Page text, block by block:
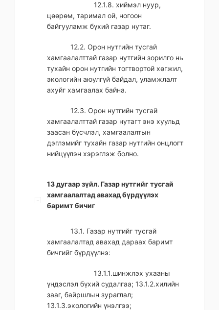
12.1.8. хиймэл нуур,
цөөрөм, таримал ой, ногоон
байгууламж бүхий газар нутаг.
12.2. Орон нутгийн тусгай
хамгаалалттай газар нутгийн зорилго нь
тухайн орон нутгийн тогтвортой хөгжил,
экологийн аюулгүй байдал, уламжлалт
ахуйг хамгаалах байна.
12.3. Орон нутгийн тусгай
хамгаалалттай газар нутагт энэ хуульд
заасан бүсчлэл, хамгаалалтын
дэглэмийг тухайн газар нутгийн онцлогт
нийцүүлэн хэрэглэж болно.
13 дугаар зүйл. Газар нутгийг тусгай
хамгаалалтад авахад бүрдүүлэх
баримт бичиг
13.1. Газар нутгийг тусгай
хамгаалалтад авахад дараах баримт
бичгийг бүрдүүлнэ:
13.1.1.шинжлэх ухааны
үндэслэл бүхий судалгаа; 13.1.2.хилийн
зааг, байршлын зураглал;
13.1.3.экологийн үнэлгээ;